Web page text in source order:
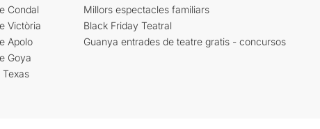
Condal
Victòria
Apolo
Goya
Texas
Millors espectacles familiars
Black Friday Teatral
Guanya entrades de teatre gratis - concursos